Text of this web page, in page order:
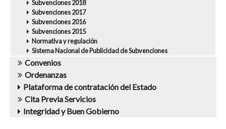
Subvenciones 2018
Subvenciones 2017
Subvenciones 2016
Subvenciones 2015
Normativa y regulación
Sistema Nacional de Publicidad de Subvenciones
Convenios
Ordenanzas
Plataforma de contratación del Estado
Cita Previa Servicios
Integridad y Buen Gobierno